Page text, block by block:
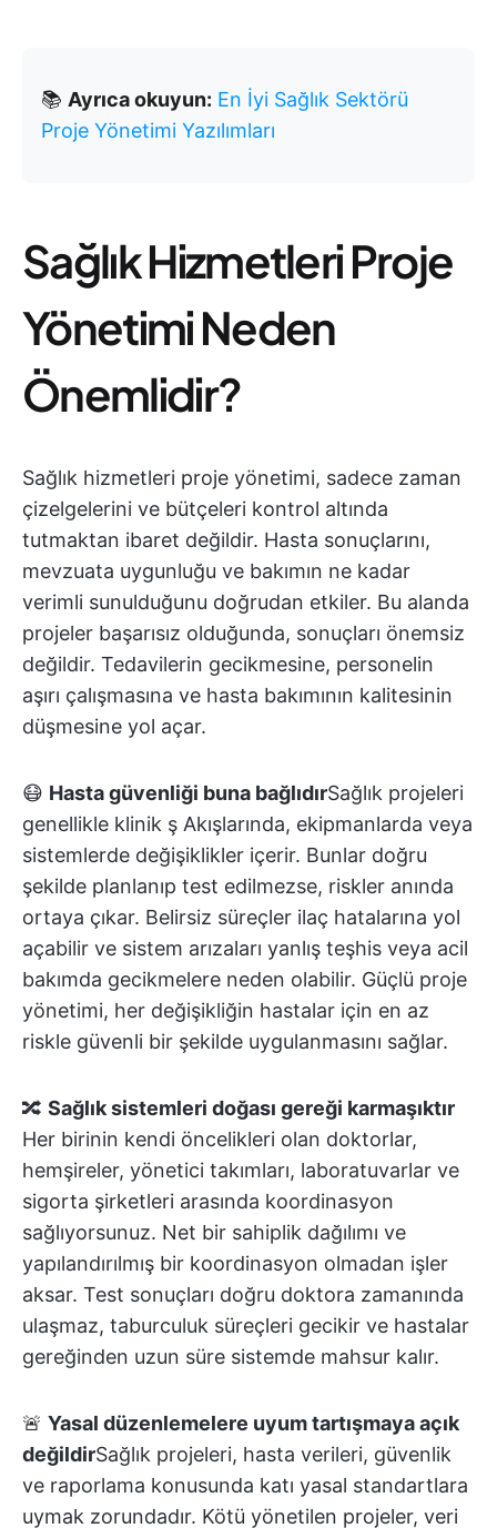
📚 Ayrıca okuyun: En İyi Sağlık Sektörü
Proje Yönetimi Yazılımları
Sağlık Hizmetleri Proje
Yönetimi Neden
Önemlidir?
Sağlık hizmetleri proje yönetimi, sadece zaman
çizelgelerini ve bütçeleri kontrol altında
tutmaktan ibaret değildir. Hasta sonuçlarını,
mevzuata uygunluğu ve bakımın ne kadar
verimli sunulduğunu doğrudan etkiler. Bu alanda
projeler başarısız olduğunda, sonuçları önemsiz
değildir. Tedavilerin gecikmesine, personelin
aşırı çalışmasına ve hasta bakımının kalitesinin
düşmesine yol açar.
😷 Hasta güvenliği buna bağlıdırSağlık projeleri
genellikle klinik ş Akışlarında, ekipmanlarda veya
sistemlerde değişiklikler içerir. Bunlar doğru
şekilde planlanıp test edilmezse, riskler anında
ortaya çıkar. Belirsiz süreçler ilaç hatalarına yol
açabilir ve sistem arızaları yanlış teşhis veya acil
bakımda gecikmelere neden olabilir. Güçlü proje
yönetimi, her değişikliğin hastalar için en az
riskle güvenli bir şekilde uygulanmasını sağlar.
🔀 Sağlık sistemleri doğası gereği karmaşıktır
Her birinin kendi öncelikleri olan doktorlar,
hemşireler, yönetici takımları, laboratuvarlar ve
sigorta şirketleri arasında koordinasyon
sağlıyorsunuz. Net bir sahiplik dağılımı ve
yapılandırılmış bir koordinasyon olmadan işler
aksar. Test sonuçları doğru doktora zamanında
ulaşmaz, taburculuk süreçleri gecikir ve hastalar
gereğinden uzun süre sistemde mahsur kalır.
🚨 Yasal düzenlemelere uyum tartışmaya açık
değildirSağlık projeleri, hasta verileri, güvenlik
ve raporlama konusunda katı yasal standartlara
uymak zorundadır. Kötü yönetilen projeler, veri